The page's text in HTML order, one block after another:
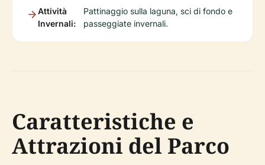
Attività
Invernali:
Pattinaggio sulla laguna, sci di fondo e
passeggiate invernali.
Caratteristiche e
Attrazioni del Parco